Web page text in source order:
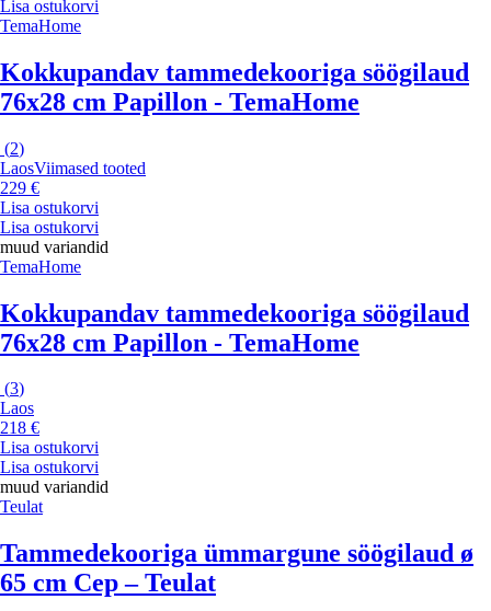
Lisa ostukorvi
TemaHome
Kokkupandav tammedekooriga söögilaud
76x28 cm Papillon - TemaHome
(2)
LaosViimased tooted
229 €
Lisa ostukorvi
Lisa ostukorvi
muud variandid
TemaHome
Kokkupandav tammedekooriga söögilaud
76x28 cm Papillon - TemaHome
(3)
Laos
218 €
Lisa ostukorvi
Lisa ostukorvi
muud variandid
Teulat
Tammedekooriga ümmargune söögilaud ø
65 cm Cep – Teulat